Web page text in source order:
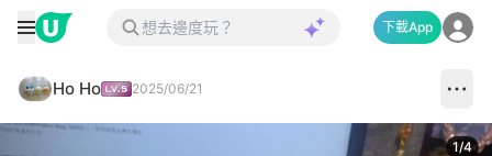
下載App
Ho Ho 2025/06/21
1/4